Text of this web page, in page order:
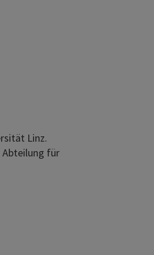
Linz.
für